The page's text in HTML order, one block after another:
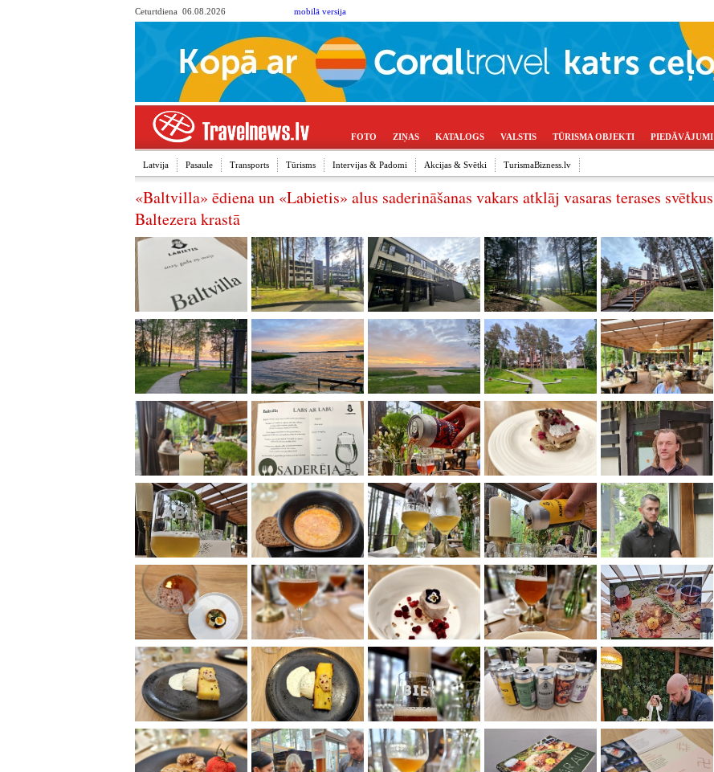
Ceturtdiena 06.08.2026 mobilā versija
FOTO ZIŅAS KATALOGS VALSTIS TŪRISMA OBJEKTI PIEDĀVĀJUMI
Latvija Pasaule Transports Tūrisms Intervijas & Padomi Akcijas & Svētki TurismaBizness.lv
«Baltvilla» ēdiena un «Labietis» alus saderināšanas vakars atklāj vasaras terases svētkus
Baltezera krastā